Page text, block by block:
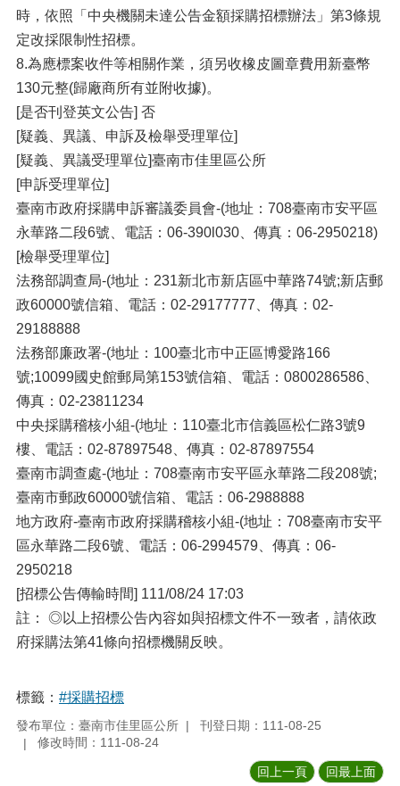
時，依照「中央機關未達公告金額採購招標辦法」第3條規
定改採限制性招標。
8.為應標案收件等相關作業，須另收橡皮圖章費用新臺幣
130元整(歸廠商所有並附收據)。
[是否刊登英文公告] 否
[疑義、異議、申訴及檢舉受理單位]
[疑義、異議受理單位]臺南市佳里區公所
[申訴受理單位]
臺南市政府採購申訴審議委員會-(地址：708臺南市安平區
永華路二段6號、電話：06-390l030、傳真：06-2950218)
[檢舉受理單位]
法務部調查局-(地址：231新北市新店區中華路74號;新店郵
政60000號信箱、電話：02-29177777、傳真：02-
29188888
法務部廉政署-(地址：100臺北市中正區博愛路166
號;10099國史館郵局第153號信箱、電話：0800286586、
傳真：02-23811234
中央採購稽核小組-(地址：110臺北市信義區松仁路3號9
樓、電話：02-87897548、傳真：02-87897554
臺南市調查處-(地址：708臺南市安平區永華路二段208號;
臺南市郵政60000號信箱、電話：06-2988888
地方政府-臺南市政府採購稽核小組-(地址：708臺南市安平
區永華路二段6號、電話：06-2994579、傳真：06-
2950218
[招標公告傳輸時間] 111/08/24 17:03
註： ◎以上招標公告內容如與招標文件不一致者，請依政
府採購法第41條向招標機關反映。
標籤： #採購招標
發布單位：臺南市佳里區公所
刊登日期：111-08-25
修改時間：111-08-24
回上一頁 回最上面